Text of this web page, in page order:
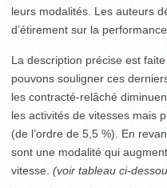
leurs modalités. Les auteurs
d’étirement sur la
La description précise est
pouvons souligner ces
les contracté-relâché
les activités de vitesses mais
(de l’ordre de 5,5 %). En
sont une modalité qui
vitesse. (voir tableau ci-